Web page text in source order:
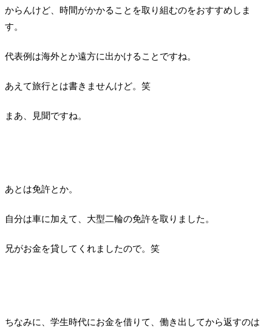
からんけど、時間がかかることを取り組むのをおすすめしま
す。
代表例は海外とか遠方に出かけることですね。
あえて旅行とは書きませんけど。笑
まあ、見聞ですね。
あとは免許とか。
自分は車に加えて、大型二輪の免許を取りました。
兄がお金を貸してくれましたので。笑
ちなみに、学生時代にお金を借りて、働き出してから返すのは